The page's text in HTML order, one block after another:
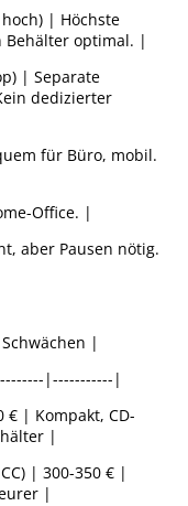
hoch) | Höchste
Behälter optimal. |
| Separate
dedizierter
für Büro, mobil.
Office. |
aber Pausen nötig.
|
|-----------|
€ | Kompakt, CD-
|
| 300-350 € |
|